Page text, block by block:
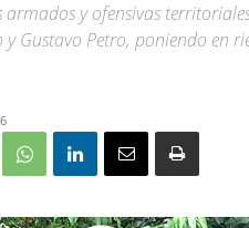
armados y ofensivas
Gustavo Petro, poniendo en